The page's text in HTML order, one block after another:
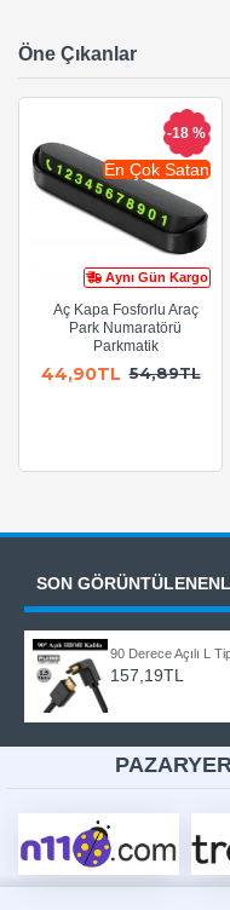
Öne Çıkanlar
Aynı Gün Kargo
En Çok Satan
-18 %
Aç Kapa Fosforlu Araç
Park Numaratörü
Parkmatik
44,90TL 54,89TL
SON
157,19TL